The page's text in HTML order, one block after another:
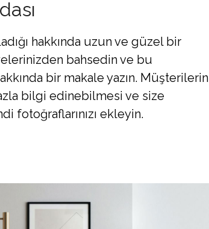
hakkında uzun ve güzel bir
bahsedin ve bu
bir makale yazın. Müşterilerin
bilgi edinebilmesi ve size
fotoğraflarınızı ekleyin.